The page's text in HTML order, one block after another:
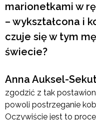
marionetkami w
– wykształcona i
czuje się w tym
świecie?
Anna Auksel-
zgodzić z tak
powoli postrzeganie
Oczywiście jest to